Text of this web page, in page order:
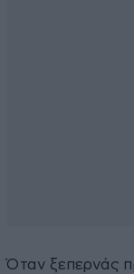
Όταν ξεπερνάς